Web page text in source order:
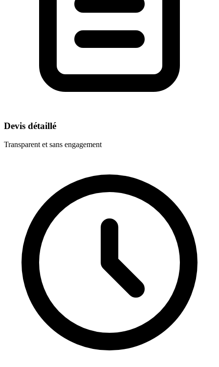
Devis détaillé
Transparent et sans engagement